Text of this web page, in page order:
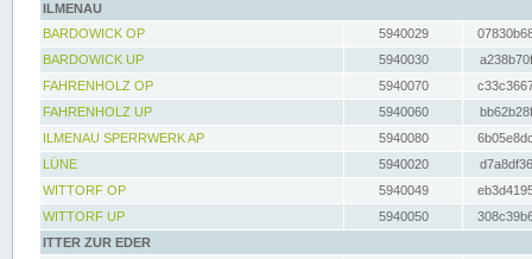
ILMENAU
BARDOWICK OP
5940029
BARDOWICK UP
5940030
FAHRENHOLZ OP
5940070
FAHRENHOLZ UP
5940060
ILMENAU SPERRWERK AP
5940080
LÜNE
5940020
WITTORF OP
5940049
WITTORF UP
5940050
ITTER ZUR EDER